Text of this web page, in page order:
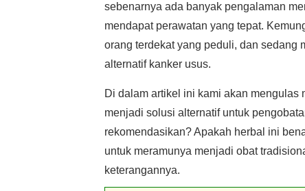
sebenarnya ada banyak pengalaman
mendapat perawatan yang tepat.
orang terdekat yang peduli, dan sedang
alternatif kanker usus.
Di dalam artikel ini kami akan
menjadi solusi alternatif untuk
rekomendasikan? Apakah herbal ini
untuk meramunya menjadi obat
keterangannya.